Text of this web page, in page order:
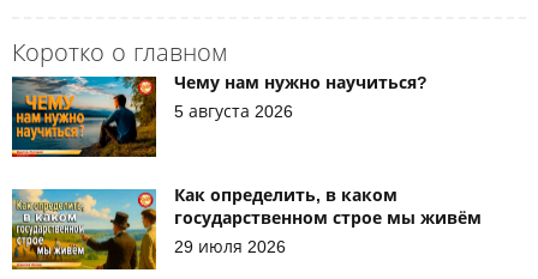
Коротко о главном
Чему нам нужно научиться?
5 августа 2026
Как определить, в каком
государственном строе мы живём
29 июля 2026